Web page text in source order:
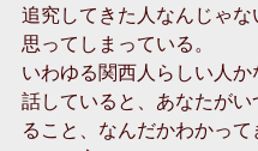
追究してきた人なんじゃな
思ってしまっている。
いわゆる関西人らしい人か
話していると、あなたがい
ること、なんだかわかっ